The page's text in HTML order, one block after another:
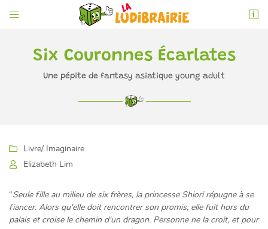
 
05 49 52 83 74
En cochant cette case, vous consentez à recevoir nos propositions commerciales à
utilisantle formulaire de désinscription.
Six Couronnes Écarlates
Une pépite de fantasy asiatique young adult
 Livre/ Imaginaire

Elizabeth Lim
“Seule fille au milieu de six frères, la princesse Shiori répugne à se
fiancer. Alors qu'elle doit rencontrer son promis, elle fuit hors du
palais et croise le chemin d'un dragon. Personne ne la croit, et pour